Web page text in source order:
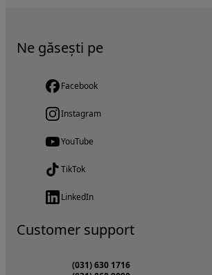
Ne găsești pe
Facebook
Instagram
YouTube
TikTok
LinkedIn
Customer support
(031) 630 1716